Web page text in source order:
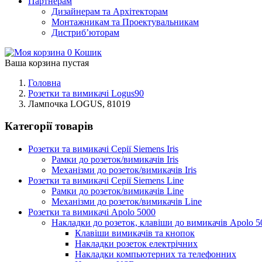
Дизайнерам та Архітекторам
Монтажникам та Проектувальникам
Дистриб’юторам
0 Кошик
Ваша корзина пустая
Головна
Розетки та вимикачі Logus90
Лампочка LOGUS, 81019
Категорії товарів
Розетки та вимикачі Серії Siemens Iris
Рамки до розеток/вимикачів Iris
Механізми до розеток/вимикачів Iris
Розетки та вимикачі Серії Siemens Line
Рамки до розеток/вимикачів Line
Механізми до розеток/вимикачів Line
Розетки та вимикачі Apolo 5000
Накладки до розеток, клавіши до вимикачів Apolo
Клавіши вимикачів та кнопок
Накладки розеток електрічних
Накладки компьютерних та телефонних